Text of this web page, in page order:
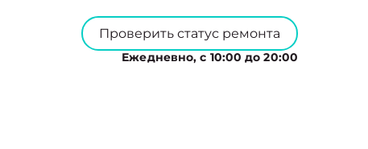
Проверить статус ремонта
Ежедневно, с 10:00 до 20:00